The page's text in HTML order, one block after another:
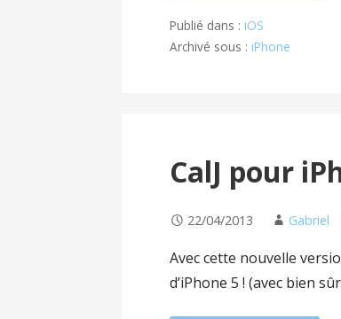
Publié dans : iOS
Archivé sous : iPhone
CalJ pour
22/04/2013 Gabriel
Avec cette nouvelle
d’iPhone 5 ! (avec bien